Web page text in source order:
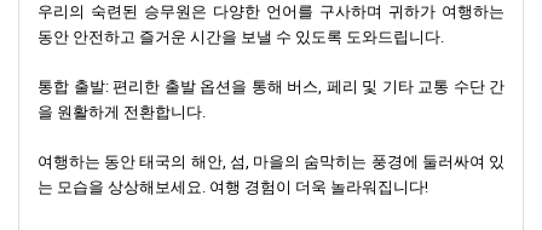
우리의 숙련된 승무원은 다양한 언어를 구사하며 귀하가 여행하는
동안 안전하고 즐거운 시간을 보낼 수 있도록 도와드립니다.
통합 출발: 편리한 출발 옵션을 통해 버스, 페리 및 기타 교통 수단 간
을 원활하게 전환합니다.
여행하는 동안 태국의 해안, 섬, 마을의 숨막히는 풍경에 둘러싸여 있
는 모습을 상상해보세요. 여행 경험이 더욱 놀라워집니다!